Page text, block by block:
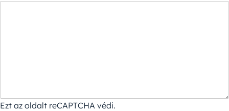
Ezt az oldalt reCAPTCHA védi.